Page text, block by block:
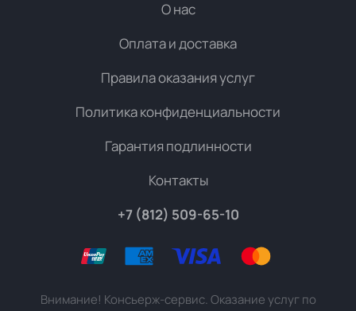
О нас
Оплата и доставка
Правила оказания услуг
Политика конфиденциальности
Гарантия подлинности
Контакты
+7 (812) 509-65-10
Внимание! Консьерж-сервис. Оказание услуг по